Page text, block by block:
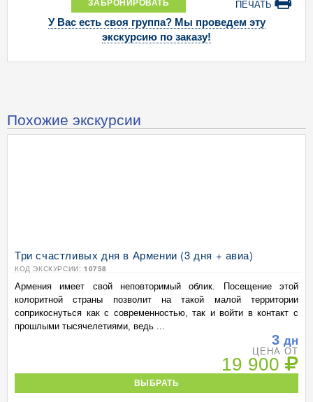
ЗАБРОНИРОВАТЬ ПЕЧАТЬ
У Вас есть своя группа? Мы проведем эту
экскурсию по заказу!
Похожие экскурсии
Три счастливых дня в Армении (3 дня + авиа)
КОД ЭКСКУРСИИ: 10758
Армения имеет свой неповторимый облик. Посещение этой
колоритной страны позволит на такой малой территории
соприкоснуться как с современностью, так и войти в контакт с
прошлыми тысячелетиями, ведь ...
3 дн
ЦЕНА ОТ
19 900
ВЫБРАТЬ